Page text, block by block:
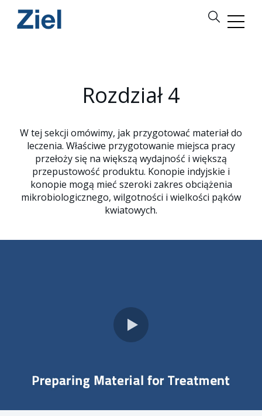
Rozdział 4
W tej sekcji omówimy, jak przygotować materiał do
leczenia. Właściwe przygotowanie miejsca pracy
przełoży się na większą wydajność i większą
przepustowość produktu. Konopie indyjskie i
konopie mogą mieć szeroki zakres obciążenia
mikrobiologicznego, wilgotności i wielkości pąków
kwiatowych.